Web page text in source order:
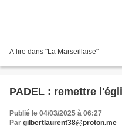
A lire dans "La Marseillaise"
PADEL : remettre
Publié le 04/03/2025 à 06:27
Par gilbertlaurent38@proton.me